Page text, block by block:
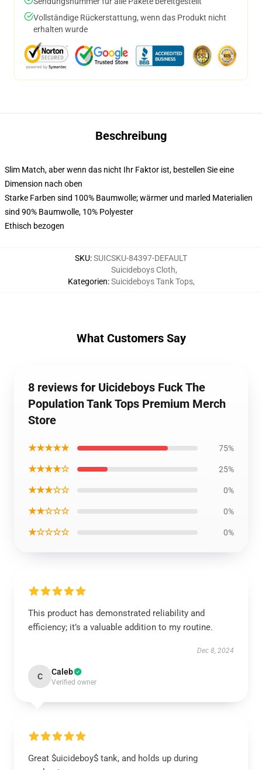
Vollständige Rückerstattung, wenn das Produkt nicht
erhalten wurde
Beschreibung
Slim Match, aber wenn das nicht Ihr Faktor ist, bestellen Sie eine
Dimension nach oben
Starke Farben sind 100% Baumwolle; wärmer und marled Materialien
sind 90% Baumwolle, 10% Polyester
Ethisch bezogen
SKU:SUICSKU-84397-DEFAULT
Kategorien:
Suicideboys Cloth,
Suicideboys Tank Tops,
What Customers Say
8 reviews for Uicideboys Fuck The
Population Tank Tops Premium Merch
Store
★★★★★ 75%
★★★★☆ 25%
★★★☆☆ 0%
★★☆☆☆ 0%
★☆☆☆☆ 0%
This product has demonstrated reliability and
efficiency; it’s a valuable addition to my routine.
Dec 8, 2024
C Caleb
Verified owner
Great $uicideboy$ tank, and holds up during